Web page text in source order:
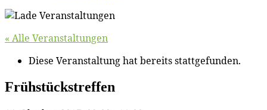
« Alle Veranstaltungen
Diese Veranstaltung hat bereits stattgefunden.
Früh­stücks­tref­fen